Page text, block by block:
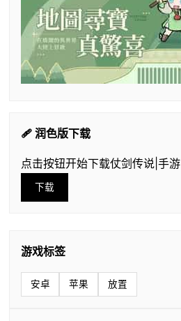
🩹 润色版下载
点击按钮开始下载仗剑传说|手游
下载
游戏标签
安卓 苹果 放置